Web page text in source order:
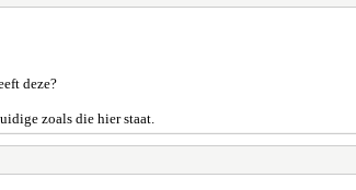
deze?
zoals die hier staat.